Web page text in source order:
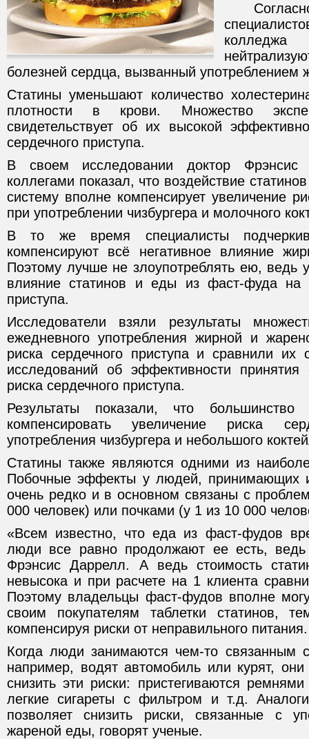
Согласно
болезней сердца, вызванный употреблением
Статины уменьшают количество
плотности в крови. Множество
свидетельствует об их высокой
сердечного приступа.
В своем исследовании доктор
коллегами показал, что воздействие
систему вполне компенсирует увеличение
при употреблении чизбургера и молочного
В то же время специалисты
компенсируют всё негативное влияние
Поэтому лучше не злоупотреблять ею, ведь
влияние статинов и еды из фаст-фуда на
приступа.
Исследователи взяли результаты
ежедневного употребления жирной и
риска сердечного приступа и сравнили
исследований об эффективности
риска сердечного приступа.
Результаты показали, что
компенсировать увеличение риска
употребления чизбургера и небольшого
Статины также являются одними из
Побочные эффекты у людей, принимающих
очень редко и в основном связаны с
000 человек) или почками (у 1 из 10 000
«Всем известно, что еда из фаст-фудов
люди все равно продолжают ее есть, ведь
Фрэнсис Даррелл. А ведь стоимость
невысока и при расчете на 1 клиента
Поэтому владельцы фаст-фудов вполне
своим покупателям таблетки статинов,
компенсируя риски от неправильного питания.
Когда люди занимаются чем-то связанным
например, водят автомобиль или курят,
снизить эти риски: пристегиваются
легкие сигареты с фильтром и т.д.
позволяет снизить риски, связанные с
жареной еды, говорят ученые.